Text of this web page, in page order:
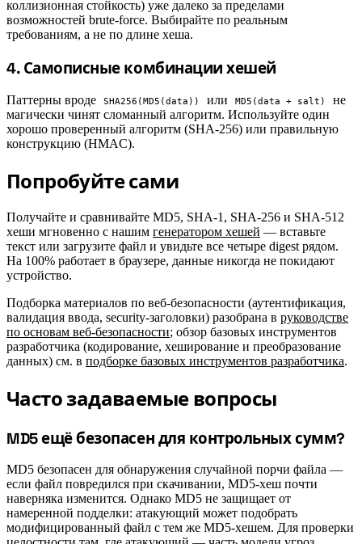
коллизионная стойкость) уже далеко за пределами
возможностей brute-force. Выбирайте по реальным
требованиям, а не по длине хеша.
#
4. Самописные комбинации хешей
Паттерны вроде SHA256(MD5(data)) или MD5(data + salt)
не
магически чинят сломанный алгоритм. Используйте один
хорошо проверенный алгоритм (SHA-256) или правильную
конструкцию (HMAC).
#
Попробуйте сами
Получайте и сравнивайте MD5, SHA-1, SHA-256 и SHA-512
хеши мгновенно с нашим генератором хешей — вставьте
текст или загрузите файл и увидьте все четыре digest рядом.
На 100% работает в браузере, данные никогда не покидают
устройство.
Подборка материалов по веб-безопасности (аутентификация,
валидация ввода, security-заголовки) разобрана в руководстве
по основам веб-безопасности; обзор базовых инструментов
разработчика (кодирование, хеширование и преобразование
данных) см. в подборке базовых инструментов разработчика.
#
Часто задаваемые вопросы
#
MD5 ещё безопасен для контрольных сумм?
MD5 безопасен для обнаружения случайной порчи файла —
если файл повредился при скачивании, MD5-хеш почти
наверняка изменится. Однако MD5 не защищает от
намеренной подделки: атакующий может подобрать
модифицированный файл с тем же MD5-хешем. Для проверки